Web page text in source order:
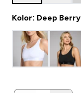
Kolor: Deep Berry